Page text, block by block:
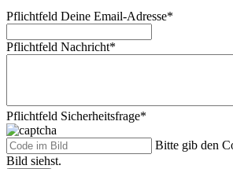
Pflichtfeld Deine Email-Adresse*
Pflichtfeld Nachricht*
Pflichtfeld Sicherheitsfrage*
Bitte gib den
Bild siehst.